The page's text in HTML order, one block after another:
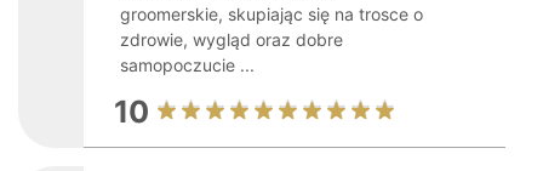
groomerskie, skupiając się na trosce o
zdrowie, wygląd oraz dobre
samopoczucie ...
10